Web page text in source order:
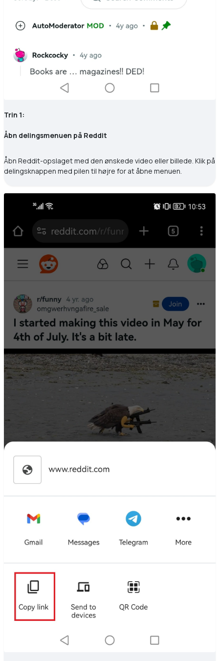
Trin 1:
Åbn delingsmenuen på Reddit
Åbn Reddit-opslaget med den ønskede video eller billede. Klik på
delingsknappen med pilen til højre for at åbne menuen.